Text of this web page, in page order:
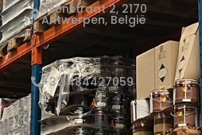
Elsenstraat 2, 2170
Antwerpen, België
+32 484427059